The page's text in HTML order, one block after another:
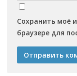
Сохранить моё
браузере для